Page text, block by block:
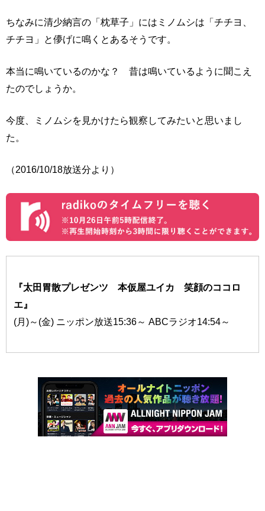
ちなみに清少納言の「枕草子」にはミノムシは「チチヨ、
チチヨ」と儚げに鳴くとあるそうです。
本当に鳴いているのかな？ 昔は鳴いているように聞こえ
たのでしょうか。
今度、ミノムシを見かけたら観察してみたいと思いまし
た。
（2016/10/18放送分より）
『太田胃散プレゼンツ 本仮屋ユイカ 笑顔のココロ
エ』
(月)～(金) ニッポン放送15:36～ ABCラジオ14:54～